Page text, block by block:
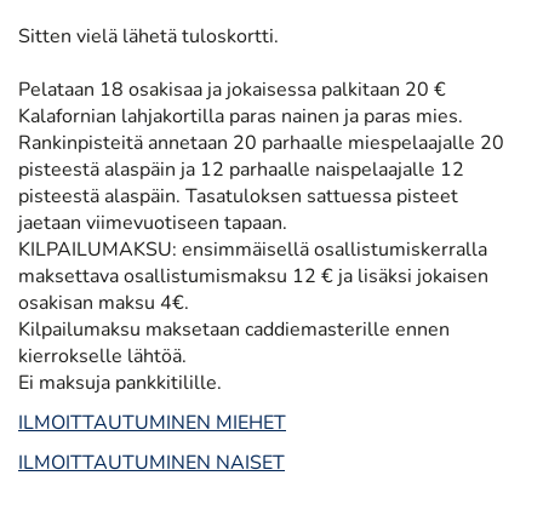
Sitten vielä lähetä tuloskortti.
Pelataan 18 osakisaa ja jokaisessa palkitaan 20 €
Kalafornian lahjakortilla paras nainen ja paras mies.
Rankinpisteitä annetaan 20 parhaalle miespelaajalle 20
pisteestä alaspäin ja 12 parhaalle naispelaajalle 12
pisteestä alaspäin. Tasatuloksen sattuessa pisteet
jaetaan viimevuotiseen tapaan.
KILPAILUMAKSU: ensimmäisellä osallistumiskerralla
maksettava osallistumismaksu 12 € ja lisäksi jokaisen
osakisan maksu 4€.
Kilpailumaksu maksetaan caddiemasterille ennen
kierrokselle lähtöä.
Ei maksuja pankkitilille.
ILMOITTAUTUMINEN MIEHET
ILMOITTAUTUMINEN NAISET